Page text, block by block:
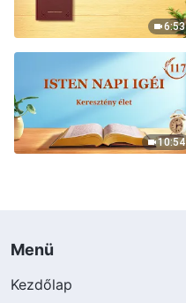
6:53
10:54
Menü
Kezdőlap